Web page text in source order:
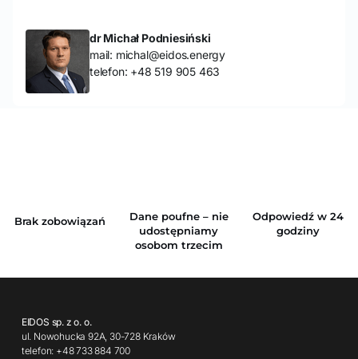
dr Michał Podniesiński
mail: michal@eidos.energy
telefon: +48 519 905 463
Brak zobowiązań
Dane poufne – nie
udostępniamy
osobom trzecim
Odpowiedź w 24
godziny
EIDOS sp. z o. o.
ul. Nowohucka 92A, 30-728 Kraków
telefon: +48 733 884 700